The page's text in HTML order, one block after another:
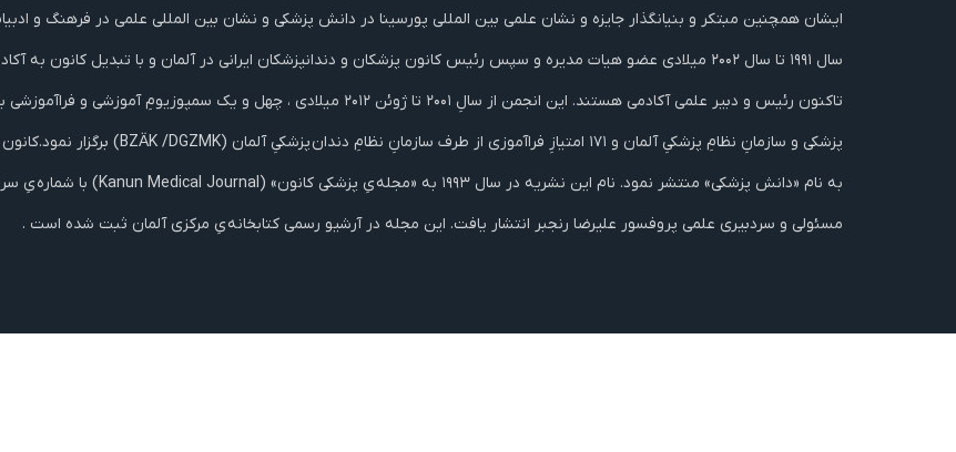
ایشان همچنین مبتکر و بنیانگذار جایزه و نشان علمی بین المللی پورسینا در دانش پزشکی و نشان بین المللی علمی در فرهنگ و
مسئولی و سردبیری علمی پروفسور علیرضا رنجبر انتشار یافت. این مجله در آرشیو رسمی کتابخانه یِ مرکزی آلمان ثبت شده است .